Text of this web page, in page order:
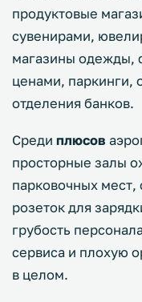
продуктовые
сувенирами,
магазины одежды,
ценами, паркинги,
отделения банков.
Среди плюсов
просторные залы
парковочных
розеток для
грубость
сервиса и плохую
в целом.